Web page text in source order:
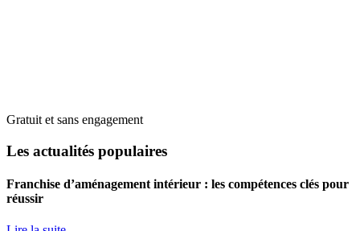
Gratuit et sans engagement
Les actualités populaires
Franchise d’aménagement intérieur : les compétences clés pour
réussir